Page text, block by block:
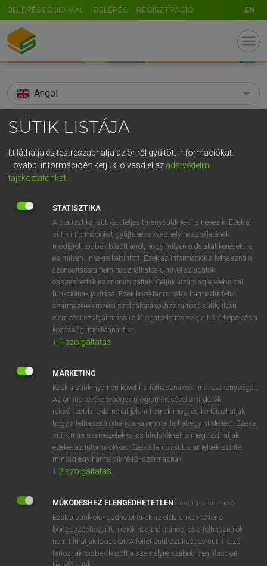
BELÉPÉS EDUID-VAL BELÉPÉS REGISZTRÁCIÓ EN
menu
Angol
search
KERESÉS
TALÁLATOK
aftershock
Díjmentes angol szótár arrow_forward_ios
aftershock fn utórengés
⚲ aftershockkeresése szótárainkban
DÍJMENTES ANGOL SZÓTÁR
after-sales service
after-school
after-season
aftershave
aftertaste
after-taste
SÜTIK LISTÁJA
Itt láthatja és testreszabhatja az önről gyűjtött információkat.
További információért kérjük, olvasd el az adatvédelmi
tájékoztatónkat
STATISZTIKA
A statisztikai sütiket „teljesítménysütiknek” is nevezik. Ezek a
sütik információkat gyűjtenek a webhely használatának
módjáról, többek között arról, hogy milyen oldalakat keresett fel
és milyen linkekre kattintott. Ezek az információk a felhasználó
azonosítására nem használhatóak, mivel az adatok
összesítettek és anonimizáltak. Céljuk kizárólag a weboldal
funkcióinak javítása. Ezek közé tartoznak a harmadik féltől
származó elemzési szolgáltatásokhoz tartozó sütik; ilyen
elemzési szolgáltatások a látogatóelemzések, a hőtérképek és a
közösségi médiaanalitika.
↓ 1 szolgáltatás
MARKETING
Ezek a sütik nyomon követik a felhasználó online tevékenységét.
Az online tevékenységek megismerésével a hirdetők
relevánsabb reklámokat jeleníthetnek meg, és korlátozhatják,
hogy a felhasználó hány alkalommal láthat egy hirdetést. Ezek a
sütik más szervezetekkel és hirdetőkkel is megoszthatják
ezeket az információkat. Ezek állandó sütik, amelyek szinte
mindig egy harmadik féltől származnak.
↓ 2 szolgáltatás
MŰKÖDÉSHEZ ELENGEDHETETLEN (mindig szükséges)
Ezek a sütik elengedhetetlenek az oldalunkon történő
böngészéshez,a funkciók használatához, és a felhasználók
nem tilthatják le azokat. A feltétlenül szükséges sütik közé
tartoznak többek között a személyre szabott beállításokat
5 6 7 8 9 ö ü ó
j k
n m , . - AltGr